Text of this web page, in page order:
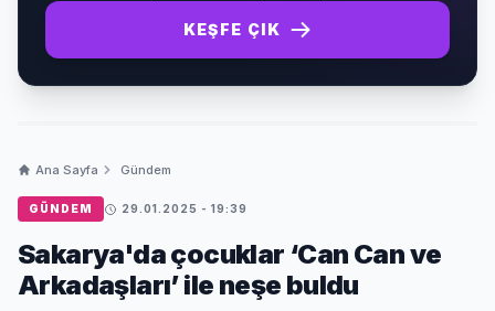
KEŞFE ÇIK
Ana Sayfa Gündem
GÜNDEM 29.01.2025 - 19:39
Sakarya'da çocuklar ‘Can Can ve
Arkadaşları’ ile neşe buldu